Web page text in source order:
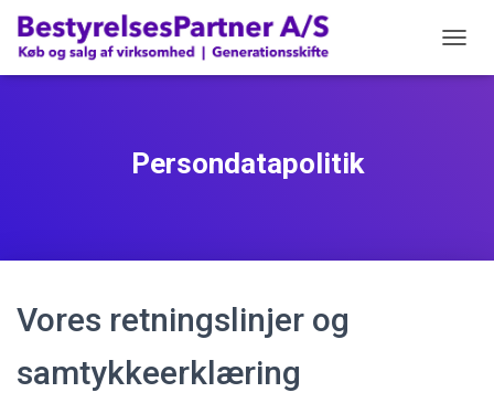
K
A
Persondatapolitik
Vores retningslinjer og
samtykkeerklæring